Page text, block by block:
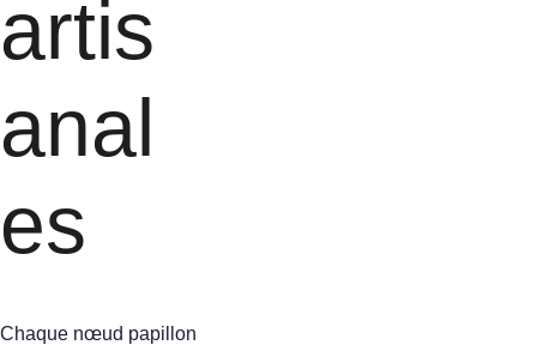
artis
anal
es
Chaque nœud papillon